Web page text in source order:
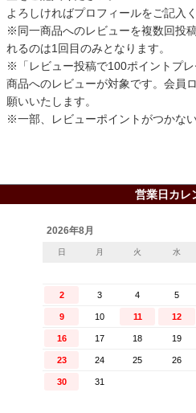
よろしければプロフィールをご記入く
※同一商品へのレビューを複数回投
れるのは1回目のみとなります。
※「レビュー投稿で100ポイントプ
商品へのレビューが対象です。会員
願いいたします。
※一部、レビューポイントがつかな
営業日カレ